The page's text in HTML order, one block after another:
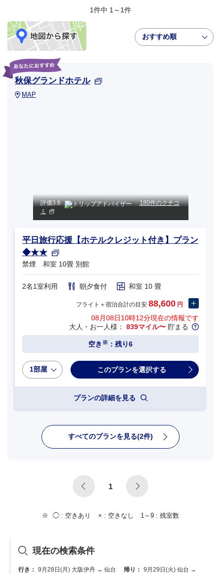
1件中 1～1件
おすすめ順
秋保グランドホテル
MAP
評価3.6
180件のクチコ
ミ
平日旅行応援【ホテルクレジット付き】プラン
◆★★
禁煙 和室 10畳 別館
2名1室利用 朝夕食付 和室 10 畳
フライト＋宿泊合計の目安 88,600 円
08月08日10時12分現在の情報です
大人・お一人様： 839マイル〜 貯まる
空き ※ ：残り6
1部屋
プランの詳細を見る
すべてのプランを見る(2件)
1
◯ : 空きあり × : 空きなし 1～9 : 残室数
現在の検索条件
行き： 9月28日(月) 大阪伊丹 → 仙台 帰り： 9月29日(火) 仙台 →